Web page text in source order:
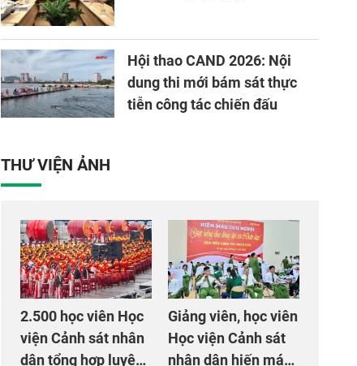
Hội thao CAND 2026: Nội
dung thi mới bám sát thực
tiễn công tác chiến đấu
THƯ VIỆN ẢNH
2.500 học viên Học
viện Cảnh sát nhân
dân tổng hợp luyện
Giảng viên, học viên
Học viện Cảnh sát
nhân dân hiến máu